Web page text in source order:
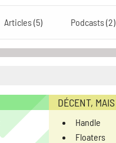
Articles (5) Podcasts (2)
DÉCENT,
Handle
Floaters